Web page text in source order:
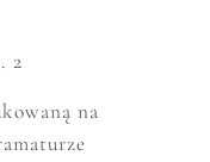
2
na